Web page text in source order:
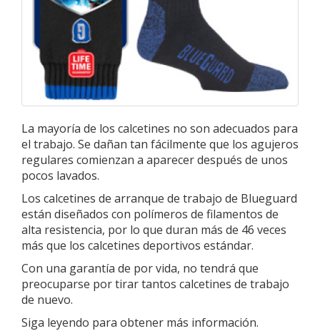
La mayoría de los calcetines no son adecuados para
el trabajo. Se dañan tan fácilmente que los agujeros
regulares comienzan a aparecer después de unos
pocos lavados.
Los calcetines de arranque de trabajo de Blueguard
están diseñados con polímeros de filamentos de
alta resistencia, por lo que duran más de 46 veces
más que los calcetines deportivos estándar.
Con una garantía de por vida, no tendrá que
preocuparse por tirar tantos calcetines de trabajo
de nuevo.
Siga leyendo para obtener más información.